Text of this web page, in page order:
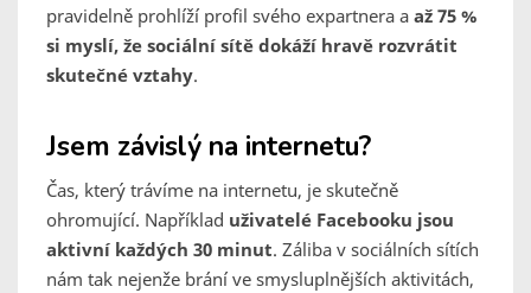
pravidelně prohlíží profil svého expartnera a až 75 %
si myslí, že sociální sítě dokáží hravě rozvrátit
skutečné vztahy.
Jsem závislý na internetu?
Čas, který trávíme na internetu, je skutečně
ohromující. Například uživatelé Facebooku jsou
aktivní každých 30 minut. Záliba v sociálních sítích
nám tak nejenže brání ve smysluplnějších aktivitách,